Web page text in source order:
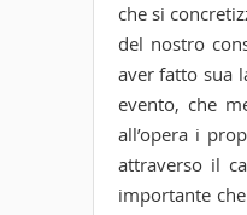
che si
del nostro
aver fatto sua
evento, che
all’opera i
attraverso il
importante